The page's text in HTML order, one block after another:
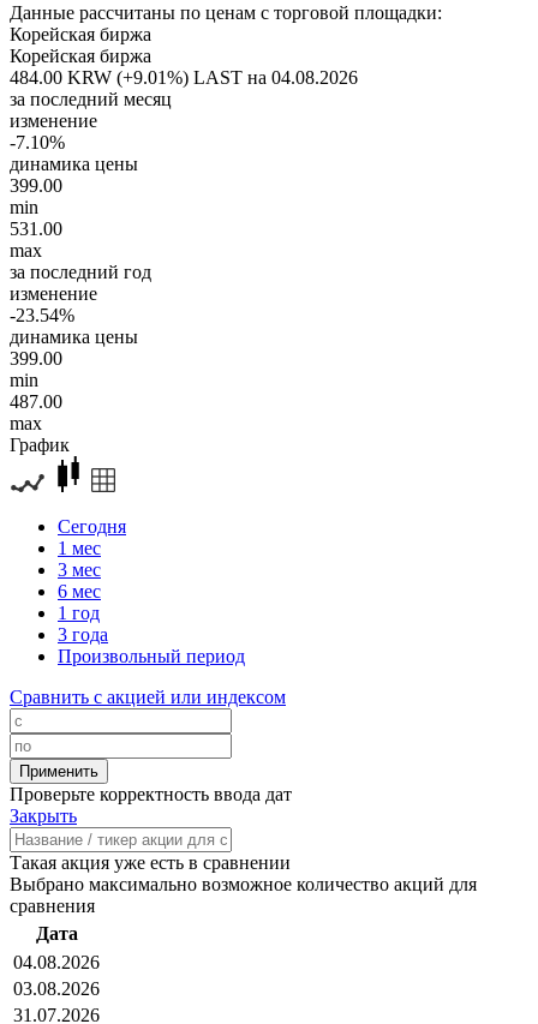
Данные рассчитаны по ценам с торговой площадки:
Корейская биржа
Корейская биржа
484.00 KRW (+9.01%) LAST на 04.08.2026
за последний месяц
изменение
-7.10%
динамика цены
399.00
min
531.00
max
за последний год
изменение
-23.54%
динамика цены
399.00
min
487.00
max
График
Сегодня
1 мес
3 мес
6 мес
1 год
3 года
Произвольный период
Сравнить с акцией или индексом
Проверьте корректность ввода дат
Закрыть
Такая акция уже есть в сравнении
Выбрано максимально возможное количество акций для
сравнения
Дата
04.08.2026
03.08.2026
31.07.2026